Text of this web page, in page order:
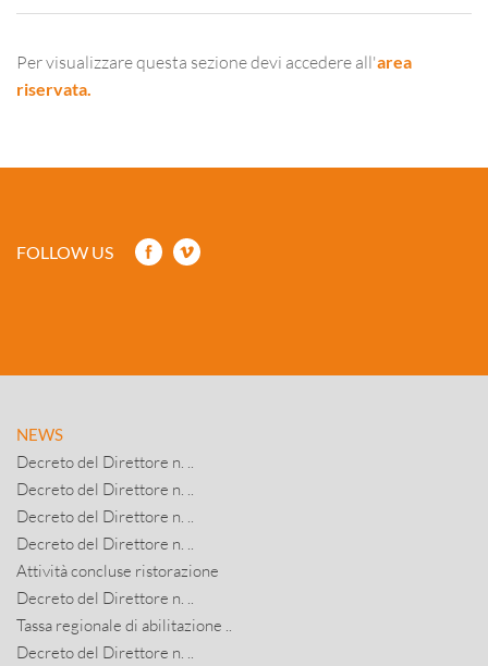
Per visualizzare questa sezione devi accedere all'area
riservata.
FOLLOW US
NEWS
Decreto del Direttore n. ..
Decreto del Direttore n. ..
Decreto del Direttore n. ..
Decreto del Direttore n. ..
Attività concluse ristorazione
Decreto del Direttore n. ..
Tassa regionale di abilitazione ..
Decreto del Direttore n. ..